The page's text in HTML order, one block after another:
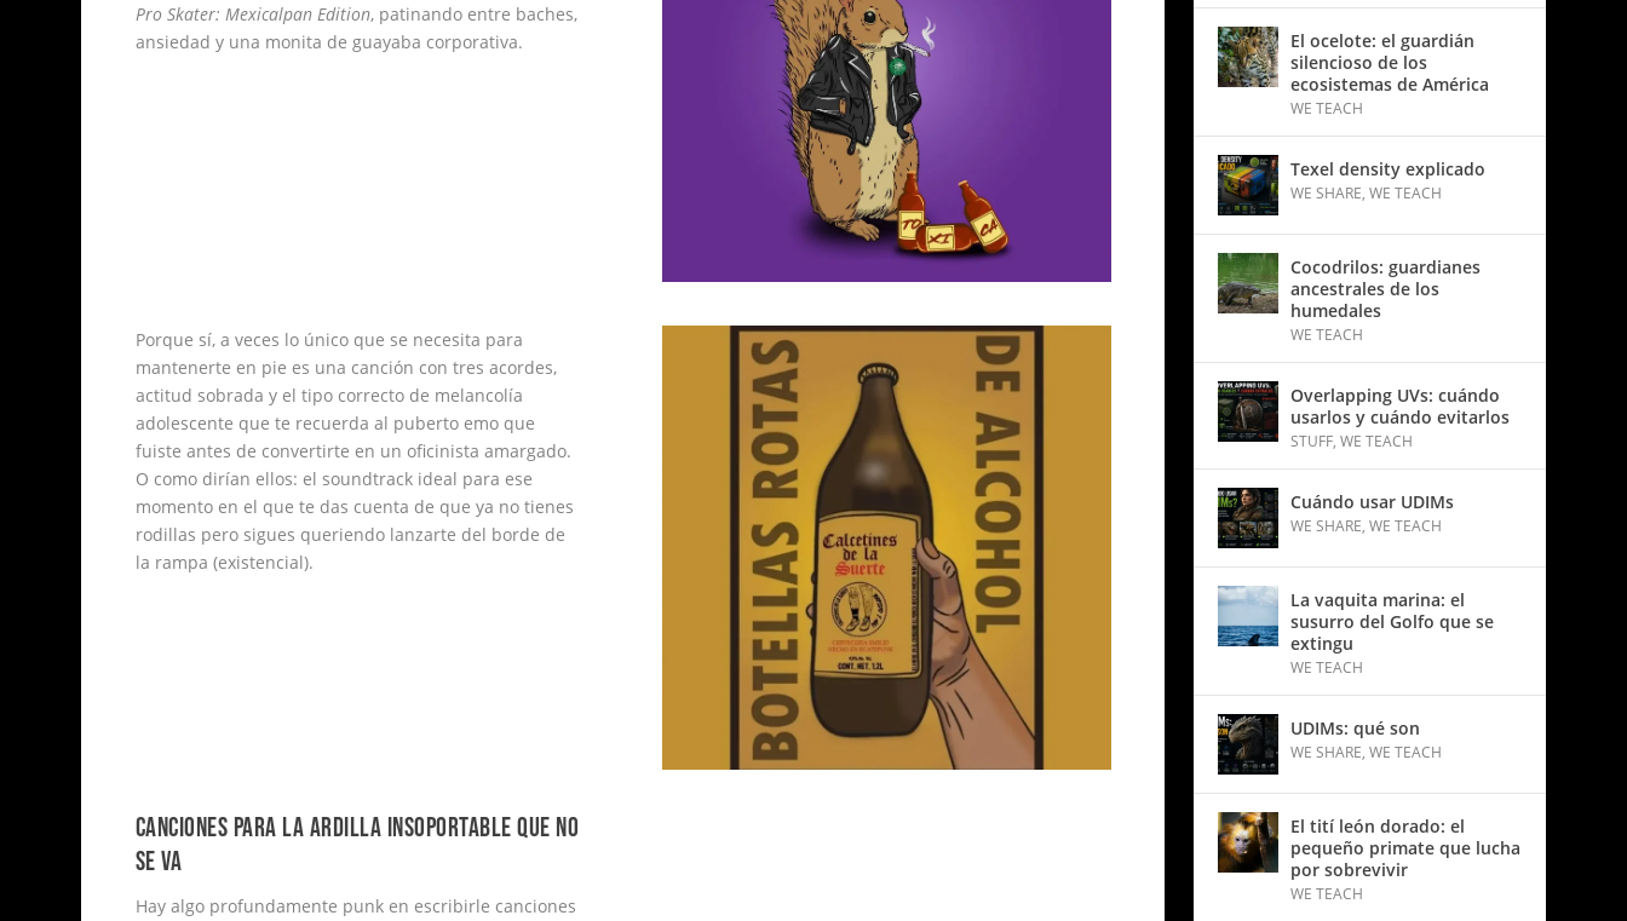
Pro Skater: Mexicalpan Edition, patinando entre baches,
ansiedad y una monita de guayaba corporativa.
Porque sí, a veces lo único que se necesita para
mantenerte en pie es una canción con tres acordes,
actitud sobrada y el tipo correcto de melancolía
adolescente que te recuerda al puberto emo que
fuiste antes de convertirte en un oficinista amargado.
O como dirían ellos: el soundtrack ideal para ese
momento en el que te das cuenta de que ya no tienes
rodillas pero sigues queriendo lanzarte del borde de
la rampa (existencial).
CANCIONES PARA LA ARDILLA INSOPORTABLE QUE NO
SE VA
Hay algo profundamente punk en escribirle canciones
El ocelote: el guardián
silencioso de los
ecosistemas de América
WE TEACH
Texel density explicado
WE SHARE,WE TEACH
Cocodrilos: guardianes
ancestrales de los
humedales
WE TEACH
Overlapping UVs: cuándo
usarlos y cuándo evitarlos
STUFF,WE TEACH
Cuándo usar UDIMs
WE SHARE,WE TEACH
La vaquita marina: el
susurro del Golfo que se
extingu
WE TEACH
UDIMs: qué son
WE SHARE,WE TEACH
El tití león dorado: el
pequeño primate que lucha
por sobrevivir
WE TEACH